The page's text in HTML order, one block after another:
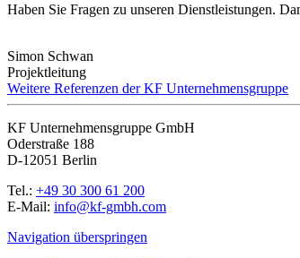
Haben Sie Fragen zu unseren Dienstleistungen.
Simon Schwan
Projektleitung
Weitere Referenzen der KF Unternehmensgruppe
KF Unternehmensgruppe GmbH
Oderstraße 188
D-12051 Berlin
Tel.: +49 30 300 61 200
E-Mail: info@kf-gmbh.com
Navigation überspringen